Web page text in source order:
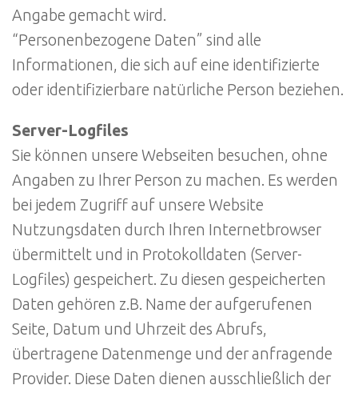
Angabe gemacht wird.
“Personenbezogene Daten” sind alle
Informationen, die sich auf eine identifizierte
oder identifizierbare natürliche Person beziehen.
Server-Logfiles
Sie können unsere Webseiten besuchen, ohne
Angaben zu Ihrer Person zu machen. Es werden
bei jedem Zugriff auf unsere Website
Nutzungsdaten durch Ihren Internetbrowser
übermittelt und in Protokolldaten (Server-
Logfiles) gespeichert. Zu diesen gespeicherten
Daten gehören z.B. Name der aufgerufenen
Seite, Datum und Uhrzeit des Abrufs,
übertragene Datenmenge und der anfragende
Provider. Diese Daten dienen ausschließlich der